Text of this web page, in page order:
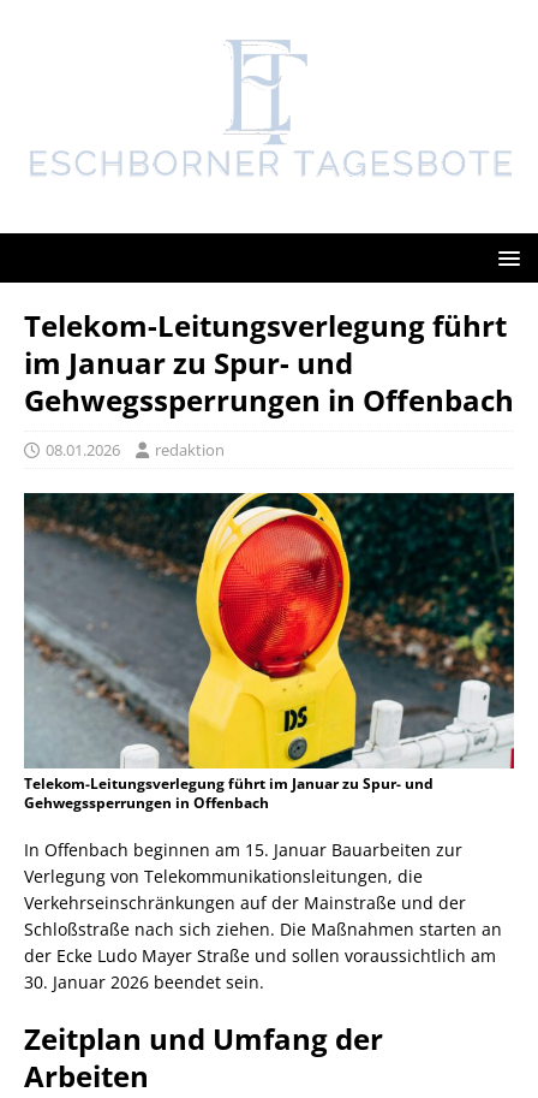
Telekom-Leitungsverlegung führt
im Januar zu Spur- und
Gehwegssperrungen in Offenbach
08.01.2026 redaktion
Telekom-Leitungsverlegung führt im Januar zu Spur- und
Gehwegssperrungen in Offenbach
In Offenbach beginnen am 15. Januar Bauarbeiten zur
Verlegung von Telekommunikationsleitungen, die
Verkehrseinschränkungen auf der Mainstraße und der
Schloßstraße nach sich ziehen. Die Maßnahmen starten an
der Ecke Ludo Mayer Straße und sollen voraussichtlich am
30. Januar 2026 beendet sein.
Zeitplan und Umfang der
Arbeiten